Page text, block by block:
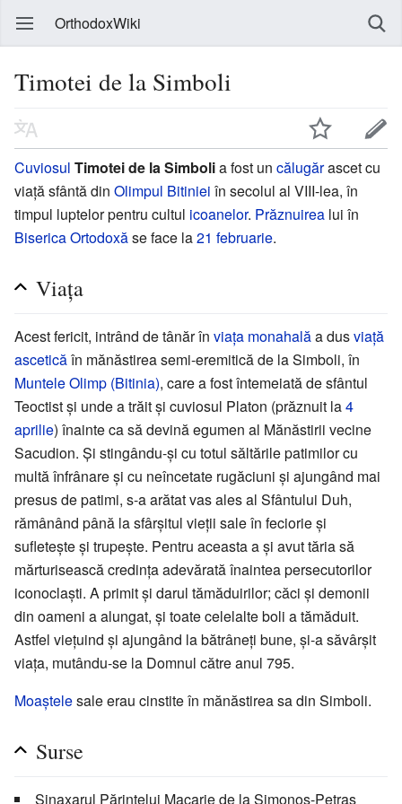
OrthodoxWiki
Timotei de la Simboli
Cuviosul Timotei de la Simbolia fost un călugărascet cu
viață sfântă din Olimpul Bitiniei în secolul al VIII-lea, în
timpul luptelor pentru cultul icoanelor. Prăznuirea lui în
Biserica Ortodoxăse face la21 februarie.
Viața
Acest fericit, intrând de tânăr în viața monahalăa dusviață
asceticăîn mănăstirea semi-eremitică de la Simboli, în
Muntele Olimp (Bitinia), care a fost întemeiată de sfântul
Teoctist și unde a trăit și cuviosul Platon (prăznuit la4
aprilie) înainte ca să devină egumen al Mănăstirii vecine
Sacudion. Și stingându-și cu totul săltările patimilor cu
multă înfrânare și cu neîncetate rugăciuni și ajungând mai
presus de patimi, s-a arătat vas ales al Sfântului Duh,
rămânând până la sfârșitul vieții sale în feciorie și
sufletește și trupește. Pentru aceasta a și avut tăria să
mărturisească credința adevărată înaintea persecutorilor
iconoclaști. A primit și darul tămăduirilor; căci și demonii
din oameni a alungat, și toate celelalte boli a tămăduit.
Astfel viețuind și ajungând la bătrâneți bune, și-a săvârșit
viața, mutându-se la Domnul către anul 795.
Moaștelesale erau cinstite în mănăstirea sa din Simboli.
Surse
Sinaxarul Părintelui Macarie de la Simonos-Petras